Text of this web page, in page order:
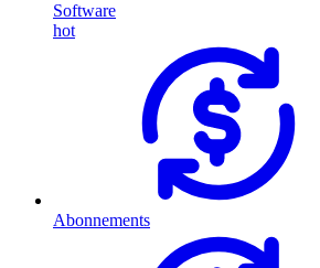
Software
hot
Abonnements